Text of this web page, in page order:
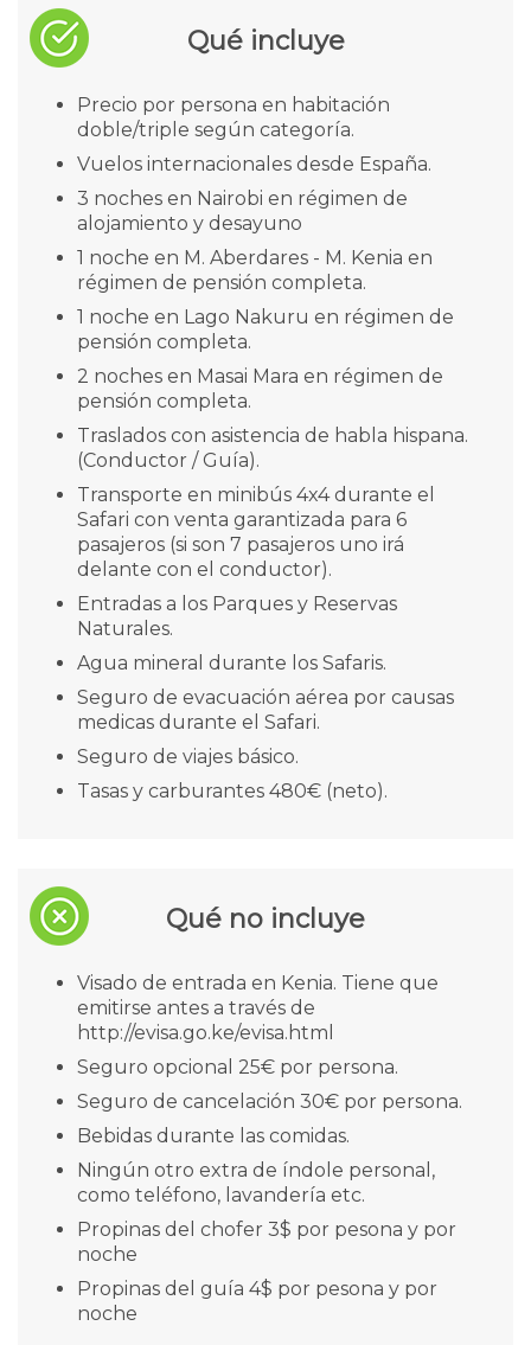
Qué incluye
Precio por persona en habitación
doble/triple según categoría.
Vuelos internacionales desde España.
3 noches en Nairobi en régimen de
alojamiento y desayuno
1 noche en M. Aberdares - M. Kenia en
régimen de pensión completa.
1 noche en Lago Nakuru en régimen de
pensión completa.
2 noches en Masai Mara en régimen de
pensión completa.
Traslados con asistencia de habla hispana.
(Conductor / Guía).
Transporte en minibús 4x4 durante el
Safari con venta garantizada para 6
pasajeros (si son 7 pasajeros uno irá
delante con el conductor).
Entradas a los Parques y Reservas
Naturales.
Agua mineral durante los Safaris.
Seguro de evacuación aérea por causas
medicas durante el Safari.
Seguro de viajes básico.
Tasas y carburantes 480€ (neto).
Qué no incluye
Visado de entrada en Kenia. Tiene que
emitirse antes a través de
http://evisa.go.ke/evisa.html
Seguro opcional 25€ por persona.
Seguro de cancelación 30€ por persona.
Bebidas durante las comidas.
Ningún otro extra de índole personal,
como teléfono, lavandería etc.
Propinas del chofer 3$ por pesona y por
noche
Propinas del guía 4$ por pesona y por
noche